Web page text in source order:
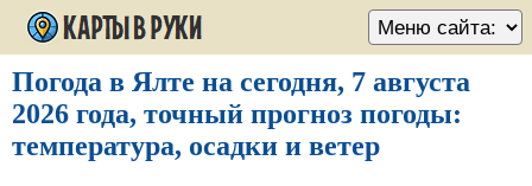
Погода в Ялте на сегодня, 7 августа
2026 года, точный прогноз погоды:
температура, осадки и ветер